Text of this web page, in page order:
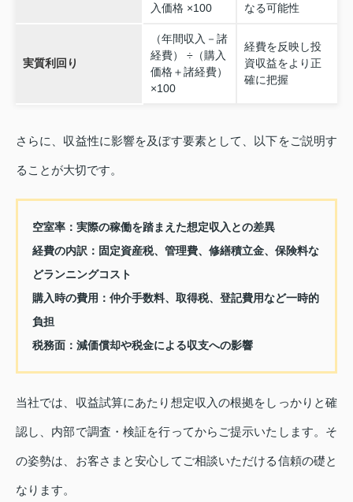
入価格 ×100
なる可能性
実質利回り
（年間収入－諸
経費） ÷（購入
価格＋諸経費）
×100
経費を反映し投
資収益をより正
確に把握
さらに、収益性に影響を及ぼす要素として、以下をご説明す
ることが大切です。
空室率：実際の稼働を踏まえた想定収入との差異
経費の内訳：固定資産税、管理費、修繕積立金、保険料な
どランニングコスト
購入時の費用：仲介手数料、取得税、登記費用など一時的
負担
税務面：減価償却や税金による収支への影響
当社では、収益試算にあたり想定収入の根拠をしっかりと確
認し、内部で調査・検証を行ってからご提示いたします。そ
の姿勢は、お客さまと安心してご相談いただける信頼の礎と
なります。